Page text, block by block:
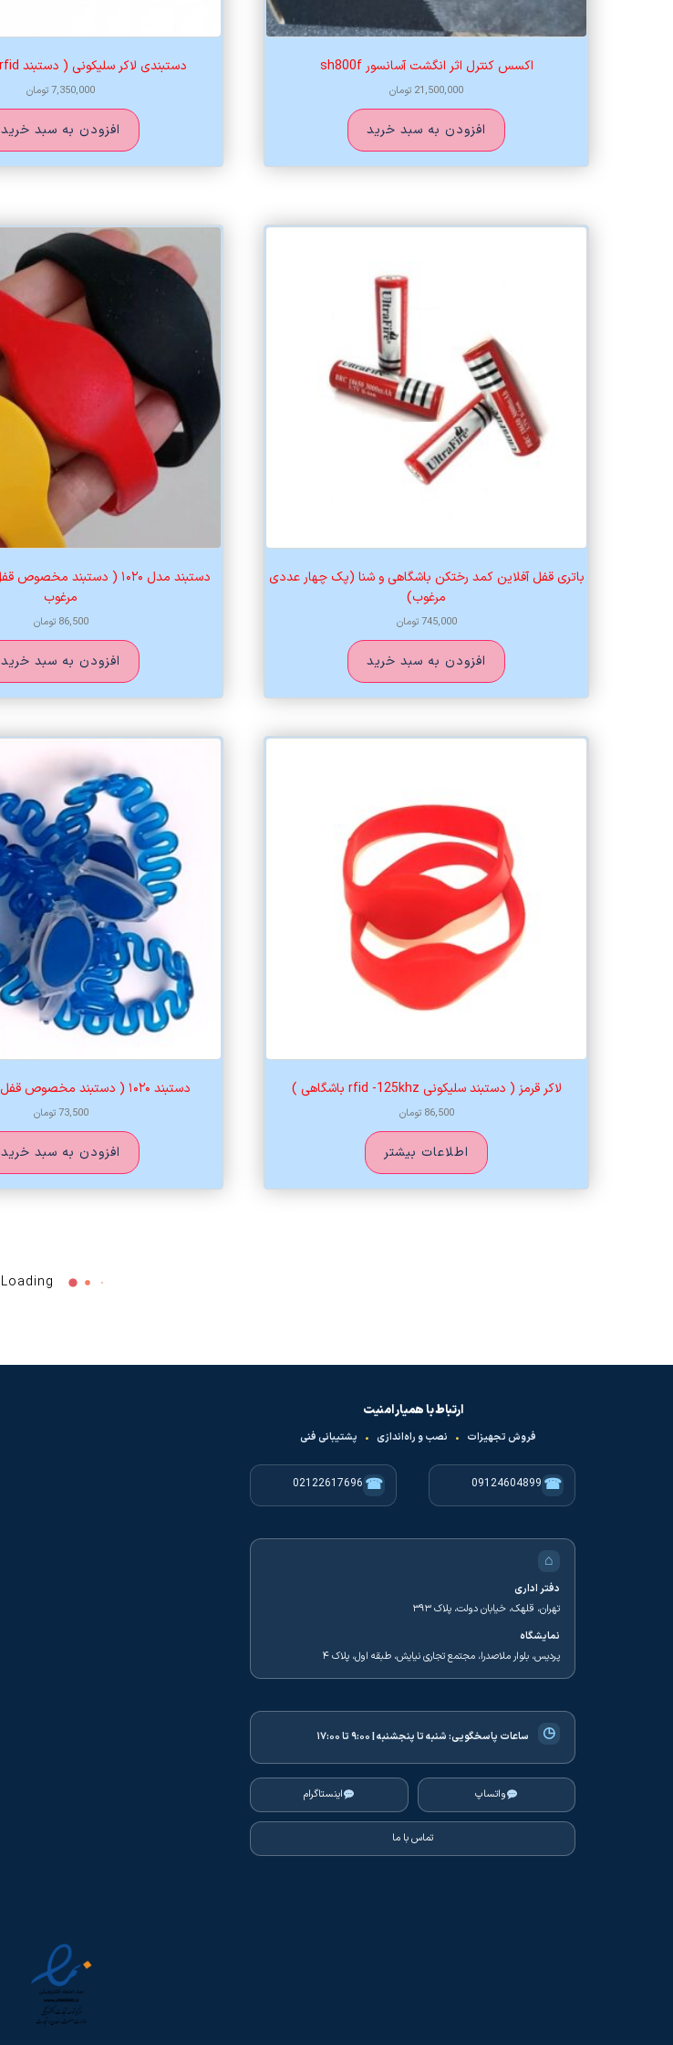
اکسس کنترل اثر انگشت آسانسور sh800f
21,500,000 تومان
افزودن به سبد خرید
دستبندی لاکر سلیکونی ( دستبند rfid ) الکترونیکی
7,350,000تومان
افزودن به سبد خرید
باتری قفل آفلاین کمد رختکن باشگاهی و شنا (پک چهار عددی
مرغوب)
745,000تومان
افزودن به سبد خرید
مرغوب
86,500 تومان
افزودن به سبد خرید
لاکر قرمز ( دستبند سلیکونی rfid -125khz باشگاهی )
86,500 تومان
اطلاعات بیشتر
دستبند ۱۰۲۰ ( دستبند مخصوص قفل 1020 ) فنری
73,500تومان
افزودن به سبد خرید
دستبند فنری ( لاکر مچ بندی ) رنگ آبی rfid
73,500 تومان